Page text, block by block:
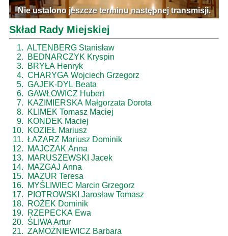
Skład Rady Miejskiej
1. ALTENBERG Stanisław
2.
BEDNARCZYK Kryspin
3.
BRYŁA Henryk
4. CHARYGA Wojciech Grzegorz
5. GAJEK-DYL Beata
6. GAWŁOWICZ Hubert
7.
KAZIMIERSKA Małgorzata Dorota
8.
KLIMEK Tomasz Maciej
9.
KONDEK Maciej
10.
KOZIEŁ Mariusz
11. ŁAZARZ Mariusz Dominik
12.
MAJCZAK Anna
13.
MARUSZEWSKI Jacek
14.
MAZGAJ Anna
15.
MAZUR Teresa
16.
MYŚLIWIEC Marcin Grzegorz
17.
PIOTROWSKI Jarosław Tomasz
18.
ROŻEK Dominik
19.
RZEPECKA Ewa
20. ŚLIWA Artur
21. ZAMOŻNIEWICZ Barbara